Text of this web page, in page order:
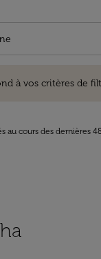
à vos critères de
au cours des dernières